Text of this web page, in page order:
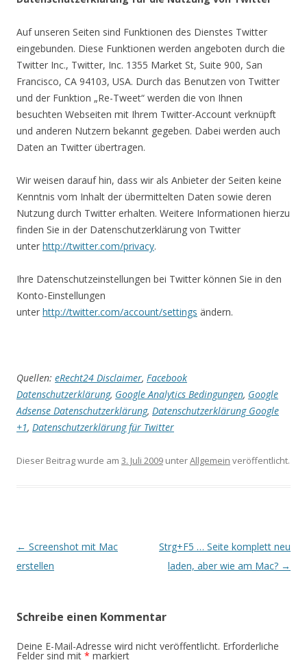
Auf unseren Seiten sind Funktionen des Dienstes Twitter
eingebunden. Diese Funktionen werden angeboten durch die
Twitter Inc., Twitter, Inc. 1355 Market St, Suite 900, San
Francisco, CA 94103, USA. Durch das Benutzen von Twitter
und der Funktion „Re-Tweet“ werden die von Ihnen
besuchten Webseiten mit Ihrem Twitter-Account verknüpft
und anderen Nutzern bekannt gegeben. Dabei werden auch
Daten an Twitter übertragen.
Wir weisen darauf hin, dass wir als Anbieter der Seiten keine
Kenntnis vom Inhalt der übermittelten Daten sowie deren
Nutzung durch Twitter erhalten. Weitere Informationen hierzu
finden Sie in der Datenschutzerklärung von Twitter
unter http://twitter.com/privacy.
Ihre Datenschutzeinstellungen bei Twitter können Sie in den
Konto-Einstellungen
unter http://twitter.com/account/settings ändern.
Quellen: eRecht24 Disclaimer, Facebook
Datenschutzerklärung, Google Analytics Bedingungen, Google
Adsense Datenschutzerklärung, Datenschutzerklärung Google
+1, Datenschutzerklärung für Twitter
Dieser Beitrag wurde am 3. Juli 2009 unterAllgemein veröffentlicht.
Beitrags-
Navigation
← Screenshot mit Mac
erstellen
Strg+F5 … Seite komplett neu
laden, aber wie am Mac? →
Schreibe einen Kommentar
Deine E-Mail-Adresse wird nicht veröffentlicht. Erforderliche
Felder sind mit * markiert